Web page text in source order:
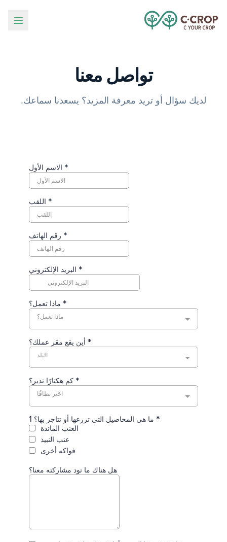
تواصل معنا
لديك سؤال أو تريد معرفة المزيد؟ يسعدنا سماعك.